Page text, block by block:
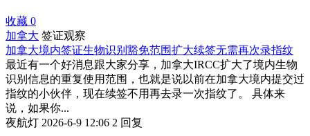
收藏 0
加拿大 签证观察
加拿大境内签证生物识别豁免范围扩大续签无需再次录指纹
最近有一个好消息跟大家分享，加拿大IRCC扩大了境内生物
识别信息的重复使用范围，也就是说以前在加拿大境内提交过
指纹的小伙伴，现在续签不用再去录一次指纹了。 具体来
说，如果你...
夜航灯 2026-6-9 12:06 2 回复